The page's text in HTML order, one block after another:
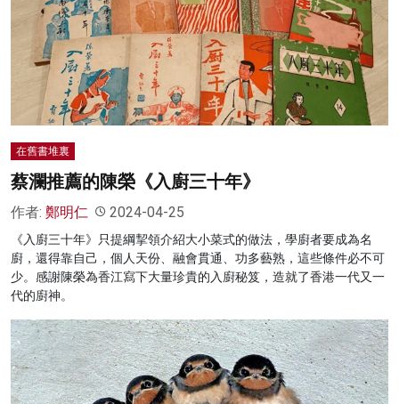
影片
名家榜
灼見活動
在舊書堆裏
蔡瀾推薦的陳榮《入廚三十年》
作者: 鄭明仁 2024-04-25
《入廚三十年》只提綱挈領介紹大小菜式的做法，學廚者要成為名
廚，還得靠自己，個人天份、融會貫通、功多藝熟，這些條件必不可
少。感謝陳榮為香江寫下大量珍貴的入廚秘笈，造就了香港一代又一
代的廚神。